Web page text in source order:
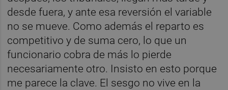
desde fuera, y ante esa reversión el variable
no se mueve. Como además el reparto es
competitivo y de suma cero, lo que un
funcionario cobra de más lo pierde
necesariamente otro. Insisto en esto porque
me parece la clave. El sesgo no vive en la